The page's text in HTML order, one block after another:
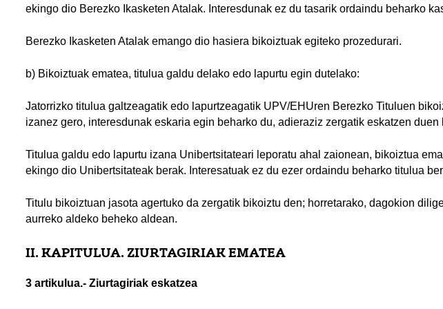
ekingo dio Berezko Ikasketen Atalak. Interesdunak ez du tasarik ordaindu beharko
Berezko Ikasketen Atalak emango dio hasiera bikoiztuak egiteko prozedurari.
b) Bikoiztuak ematea, titulua galdu delako edo lapurtu egin dutelako:
Jatorrizko titulua galtzeagatik edo lapurtzeagatik UPV/EHUren Berezko Tituluen
izanez gero, interesdunak eskaria egin beharko du, adieraziz zergatik eskatzen duen
Titulua galdu edo lapurtu izana Unibertsitateari leporatu ahal zaionean, bikoiztua
ekingo dio Unibertsitateak berak. Interesatuak ez du ezer ordaindu beharko titulua
Titulu bikoiztuan jasota agertuko da zergatik bikoiztu den; horretarako, dagokion
aurreko aldeko beheko aldean.
II. KAPITULUA. ZIURTAGIRIAK EMATEA
3 artikulua.- Ziurtagiriak eskatzea